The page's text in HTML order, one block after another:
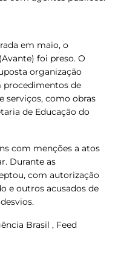
em maio, o
foi preso. O
organização
procedimentos de
serviços, como obras
de Educação do
com menções a atos
Durante as
com autorização
e outros acusados de
Brasil , Feed